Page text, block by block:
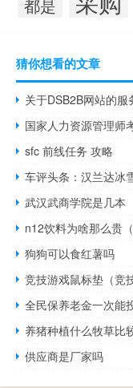
都是
猜你想看的文章
关于DSB2B网站的服
国家人力资源管理师
sfc 前线任务 攻略
车评头条：汉兰达冰
武汉武商学院是几本
n12饮料为啥那么贵（
狗狗可以食红薯吗
竞技游戏鼠标垫（竞
全民保养老金一次能
养猪种植什么牧草比
供应商是厂家吗